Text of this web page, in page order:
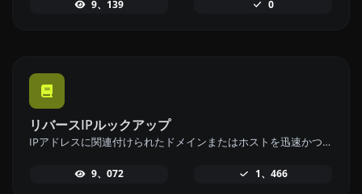
9、139 0
リバースIPルックアップ
IPアドレスに関連付けられたドメインまたはホストを迅速かつ簡単に見つけるために、リバースIPルックアップツールを使用してください。
9、072 1、466